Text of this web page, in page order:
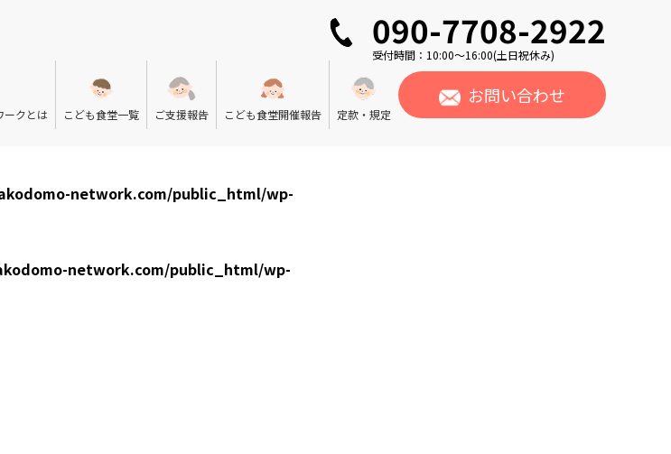
090-7708-2922
受付時間：10:00〜16:00(土日祝休み)
ークとは こども食堂一覧 ご支援報告 こども食堂開催報告 定款・規定
お問い合わせ
network.com/public_html/wp-
network.com/public_html/wp-